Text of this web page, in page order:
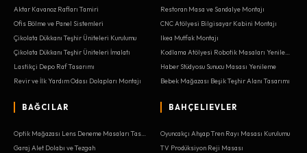
Aktar Kavanoz Rafları Tamiri
Ofis Bölme ve Panel Sistemleri
Çikolata Dükkanı Teşhir Üniteleri Kurulumu
Çikolata Dükkanı Teşhir Üniteleri İmalatı
Lastikçi Depo Raf Tasarımı
Revir ve İlk Yardım Odası Dolapları Montajı
Restoran Masa ve Sandalye Montajı
CNC Atölyesi Bilgisayar Kabini Montajı
Ikea Mutfak Montajı
Haber Stüdyosu Sunucu Masası Yenileme
Bebek Mağazası Beşik Teşhir Alanı Tasarımı
BAĞCILAR
Garaj Alet Dolabı ve Tezgah
BAHÇELIEVLER
Oyuncakçı Ahşap Tren Rayı Masası Kurulumu
TV Prodüksiyon Reji Masası